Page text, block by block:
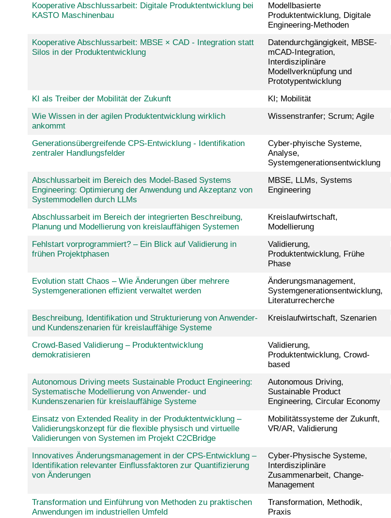
Kooperative Abschlussarbeit: Digitale Produktentwicklung bei
KASTO Maschinenbau
Modellbasierte
Produktentwicklung, Digitale
Engineering-Methoden
Kooperative Abschlussarbeit: MBSE × CAD - Integration statt
Silos in der Produktentwicklung
Datendurchgängigkeit, MBSE-
mCAD-Integration,
Interdisziplinäre
Modellverknüpfung und
Prototypentwicklung
KI als Treiber der Mobilität der Zukunft KI; Mobilität
Wie Wissen in der agilen Produktentwicklung wirklich
ankommt
Wissenstranfer; Scrum; Agile
Generationsübergreifende CPS-Entwicklung - Identifikation
zentraler Handlungsfelder
Cyber-phyische Systeme,
Analyse,
Systemgenerationsentwicklung
Abschlussarbeit im Bereich des Model-Based Systems
Engineering: Optimierung der Anwendung und Akzeptanz von
Systemmodellen durch LLMs
MBSE, LLMs, Systems
Engineering
Abschlussarbeit im Bereich der integrierten Beschreibung,
Planung und Modellierung von kreislauffähigen Systemen
Kreislaufwirtschaft,
Modellierung
Fehlstart vorprogrammiert? – Ein Blick auf Validierung in
frühen Projektphasen
Validierung,
Produktentwicklung, Frühe
Phase
Evolution statt Chaos – Wie Änderungen über mehrere
Systemgenerationen effizient verwaltet werden
Änderungsmanagement,
Systemgenerationsentwicklung,
Literaturrecherche
Beschreibung, Identifikation und Strukturierung von Anwender-
und Kundenszenarien für kreislauffähige Systeme
Kreislaufwirtschaft, Szenarien
Crowd-Based Validierung – Produktentwicklung
demokratisieren
Validierung,
Produktentwicklung, Crowd-
based
Autonomous Driving meets Sustainable Product Engineering:
Systematische Modellierung von Anwender- und
Kundenszenarien für kreislauffähige Systeme
Autonomous Driving,
Sustainable Product
Engineering, Circular Economy
Einsatz von Extended Reality in der Produktentwicklung –
Validierungskonzept für die flexible physisch und virtuelle
Validierungen von Systemen im Projekt C2CBridge
Mobilitätssysteme der Zukunft,
VR/AR, Validierung
Innovatives Änderungsmanagement in der CPS-Entwicklung –
Identifikation relevanter Einflussfaktoren zur Quantifizierung
von Änderungen
Cyber-Physische Systeme,
Interdisziplinäre
Zusammenarbeit, Change-
Management
Transformation und Einführung von Methoden zu praktischen
Anwendungen im industriellen Umfeld
Transformation, Methodik,
Praxis